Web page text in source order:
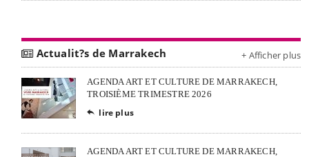
Actualit?s de Marrakech + Afficher plus
AGENDA ART ET CULTURE DE MARRAKECH,
TROISIÈME TRIMESTRE 2026
 lire plus
AGENDA ART ET CULTURE DE MARRAKECH,